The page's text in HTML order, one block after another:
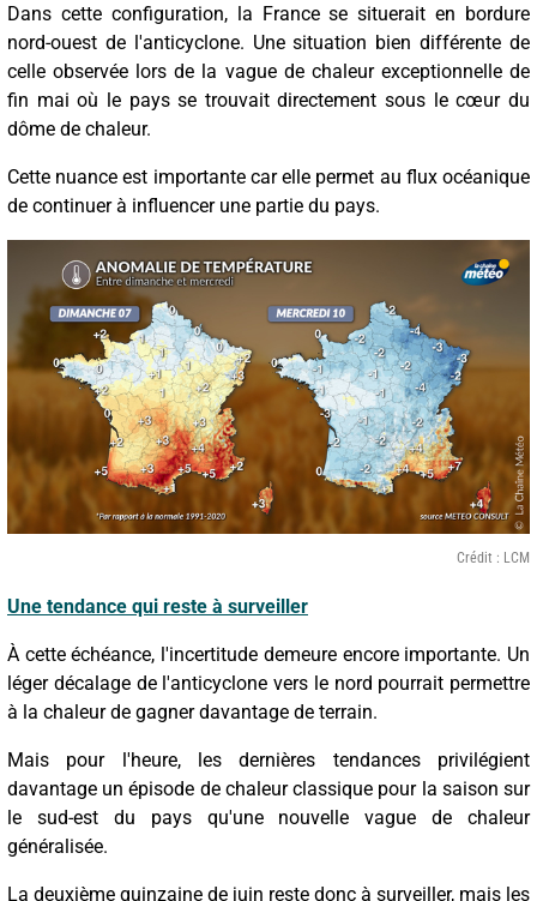
Dans cette configuration, la France se situerait en bordure
nord-ouest de l'anticyclone. Une situation bien différente de
celle observée lors de la vague de chaleur exceptionnelle de
fin mai où le pays se trouvait directement sous le cœur du
dôme de chaleur.
Cette nuance est importante car elle permet au flux océanique
de continuer à influencer une partie du pays.
Crédit : LCM
Une tendance qui reste à surveiller
À cette échéance, l'incertitude demeure encore importante. Un
léger décalage de l'anticyclone vers le nord pourrait permettre
à la chaleur de gagner davantage de terrain.
Mais pour l'heure, les dernières tendances privilégient
davantage un épisode de chaleur classique pour la saison sur
le sud-est du pays qu'une nouvelle vague de chaleur
généralisée.
La deuxième quinzaine de juin reste donc à surveiller, mais les